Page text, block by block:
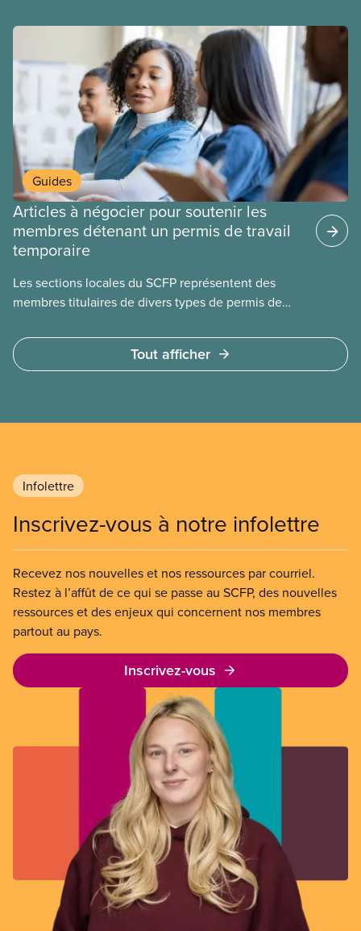
Guides
Articles à négocier pour soutenir les
membres détenant un permis de travail
temporaire
Les sections locales du SCFP représentent des
membres titulaires de divers types de permis de
travailleuses et travailleurs étrangers temporaires,
les permis d’études et les permis de
Tout afficher
Infolettre
Inscrivez-vous à notre infolettre
Recevez nos nouvelles et nos ressources par courriel.
Restez à l’affût de ce qui se passe au SCFP, des nouvelles
ressources et des enjeux qui concernent nos membres
partout au pays.
Inscrivez-vous